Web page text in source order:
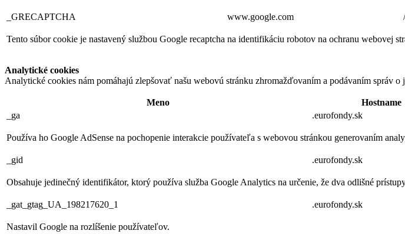
_GRECAPTCHA www.google.com /
Tento súbor cookie je nastavený službou Google recaptcha na identifikáciu robotov na ochranu webovej
Analytické cookies
Analytické cookies nám pomáhajú zlepšovať našu webovú stránku zhromažďovaním a podávaním správ o
Meno Hostname
_ga
.eurofondy.sk
Používa ho Google AdSense na pochopenie interakcie používateľa s webovou stránkou generovaním
_gid .eurofondy.sk
Obsahuje jedinečný identifikátor, ktorý používa služba Google Analytics na určenie, že dva odlišné
_gat_gtag_UA_198217620_1 .eurofondy.sk
Nastavil Google na rozlíšenie používateľov.